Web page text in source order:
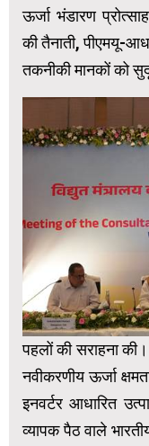
ऊर्जा भंडारण
की तैनाती, पीएमयू-
तकनीकी मानकों को
पहलों की सराहना
नवीकरणीय ऊर्जा
इनवर्टर आधारित
व्यापक पैठ वाले